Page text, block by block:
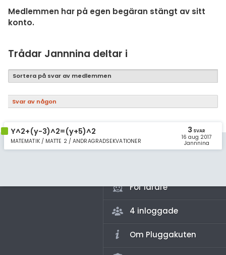
Medlemmen har på egen begäran stängt av sitt
konto.
Trådar Jannnina deltar i
Sortera på svar av medlemmen
Svar av någon
Y^2+(y-3)^2=(y+5)^2
MATEMATIK / MATTE 2 / ANDRAGRADSEKVATIONER
3 SVAR
16 aug 2017
Jannnina
Fler språk
Ekonomi
Fler ämnen
Övriga diskussioner
Topplistor
För lärare
4 inloggade
Om Pluggakuten